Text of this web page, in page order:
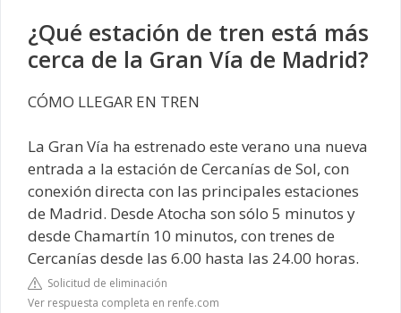
¿Qué estación de tren está más
cerca de la Gran Vía de Madrid?
CÓMO LLEGAR EN TREN
La Gran Vía ha estrenado este verano una nueva
entrada a la estación de Cercanías de Sol, con
conexión directa con las principales estaciones
de Madrid. Desde Atocha son sólo 5 minutos y
desde Chamartín 10 minutos, con trenes de
Cercanías desde las 6.00 hasta las 24.00 horas.
Solicitud de eliminación
Ver respuesta completa en renfe.com